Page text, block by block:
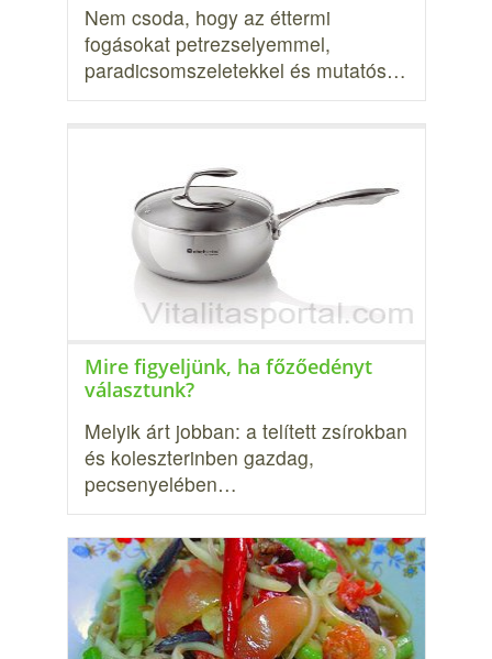
Nem csoda, hogy az éttermi
fogásokat petrezselyemmel,
paradicsomszeletekkel és mutatós…
Mire figyeljünk, ha főzőedényt
választunk?
Melyik árt jobban: a telített zsírokban
és koleszterinben gazdag,
pecsenyelében…